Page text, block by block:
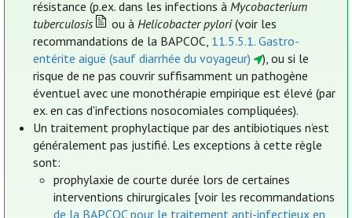
résistance (p.ex. dans les infections àMycobacterium
tuberculosis
ou à Helicobacter pylori(voir les
recommandations de la BAPCOC, 11.5.5.1. Gastro-
entérite aiguë (sauf diarrhée du voyageur)
), ou si le
risque de ne pas couvrir suffisamment un pathogène
éventuel avec une monothérapie empirique est élevé (par
ex. en cas d'infections nosocomiales compliquées).
Un traitement prophylactique par des antibiotiques n’est
généralement pas justifié. Les exceptions à cette règle
sont:
prophylaxie de courte durée lors de certaines
interventions chirurgicales [voir les recommandations
de la BAPCOC pour le traitement anti-infectieux en